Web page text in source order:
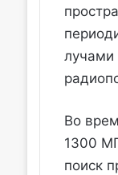
лучами
Во
1300
поиск